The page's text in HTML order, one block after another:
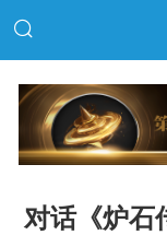
对话《炉石